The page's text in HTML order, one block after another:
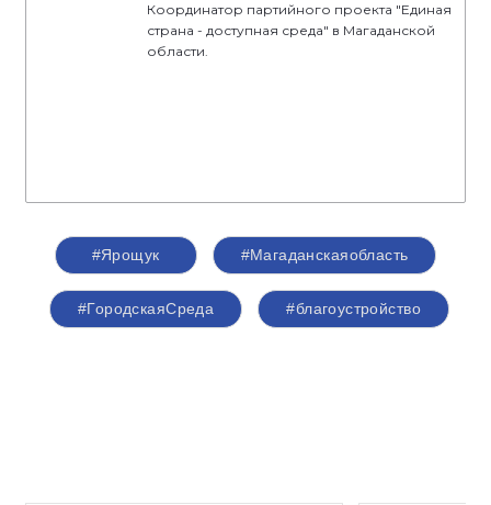
Координатор партийного проекта "Единая
страна - доступная среда" в Магаданской
области.
#Ярощук #Магаданскаяобласть
#ГородскаяСреда #благоустройство